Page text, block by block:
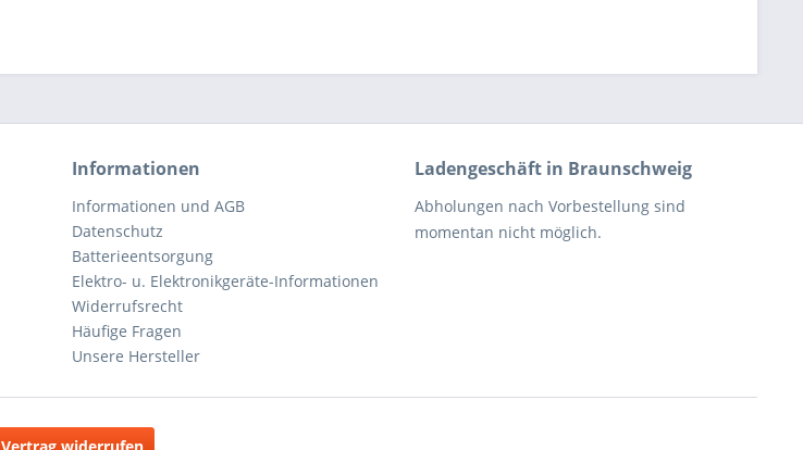
Informationen
Informationen und AGB
Datenschutz
Batterieentsorgung
Elektro- u. Elektronikgeräte-Informationen
Widerrufsrecht
Häufige Fragen
Unsere Hersteller
Ladengeschäft in Braunschweig
Abholungen nach Vorbestellung sind
momentan nicht möglich.
Vertrag widerrufen